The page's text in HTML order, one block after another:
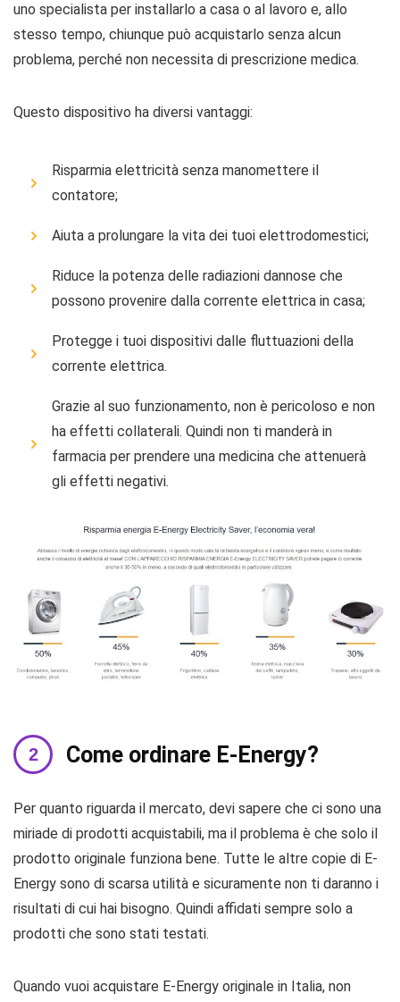
uno specialista per installarlo a casa o al lavoro e, allo
stesso tempo, chiunque può acquistarlo senza alcun
problema, perché non necessita di prescrizione medica.
Questo dispositivo ha diversi vantaggi:
Risparmia elettricità senza manomettere il
contatore;
Aiuta a prolungare la vita dei tuoi elettrodomestici;
Riduce la potenza delle radiazioni dannose che
possono provenire dalla corrente elettrica in casa;
Protegge i tuoi dispositivi dalle fluttuazioni della
corrente elettrica.
Grazie al suo funzionamento, non è pericoloso e non
ha effetti collaterali. Quindi non ti manderà in
farmacia per prendere una medicina che attenuerà
gli effetti negativi.
Come ordinare E-Energy?
Per quanto riguarda il mercato, devi sapere che ci sono una
miriade di prodotti acquistabili, ma il problema è che solo il
prodotto originale funziona bene. Tutte le altre copie di E-
Energy sono di scarsa utilità e sicuramente non ti daranno i
risultati di cui hai bisogno. Quindi affidati sempre solo a
prodotti che sono stati testati.
Quando vuoi acquistare E-Energy originale in Italia, non